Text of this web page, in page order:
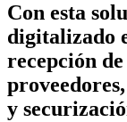
Con esta
digitalizado
recepción
y